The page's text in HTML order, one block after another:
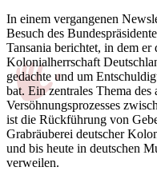
In einem vergangenen
Besuch des
Tansania berichtet, in dem
Kolonialherrschaft
gedachte und um
bat. Ein zentrales Thema des
Versöhnungsprozesses
ist die Rückführung von
Grabräuberei deutscher
und bis heute in deutschen
verweilen.